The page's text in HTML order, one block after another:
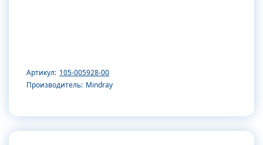
Артикул: 105-005928-00
Производитель: Mindray